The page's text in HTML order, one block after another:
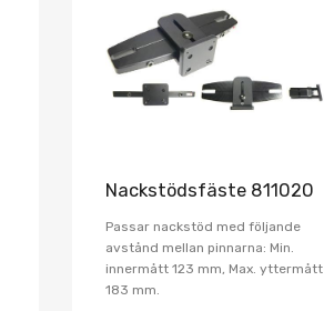
Nackstödsfäste 811020
Passar nackstöd med följande
avstånd mellan pinnarna: Min.
innermått 123 mm, Max. yttermått
183 mm.